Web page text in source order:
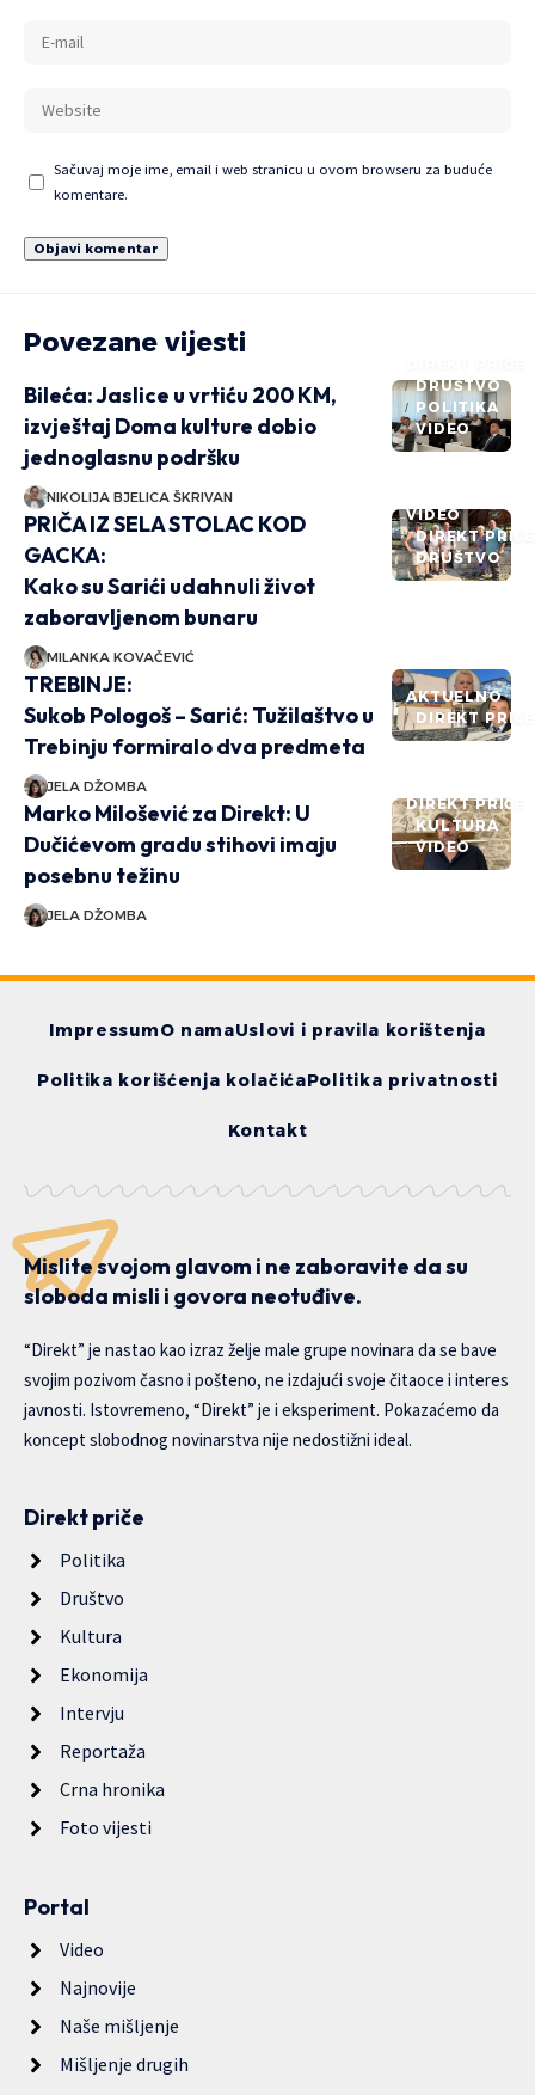
Sačuvaj moje ime, email i web stranicu u ovom browseru za buduće
komentare.
Povezane vijesti
DRUŠTVO
POLITIKA
VIDEO
Bileća: Jaslice u vrtiću 200 KM,
izvještaj Doma kulture dobio
jednoglasnu podršku
NIKOLIJA BJELICA ŠKRIVAN
VIDEO
DIREKT PRIČE
DRUŠTVO
PRIČA IZ SELA STOLAC KOD
GACKA:
Kako su Sarići udahnuli život
zaboravljenom bunaru
MILANKA KOVAČEVIĆ
AKTUELNO
DIREKT PRIČE
TREBINJE:
Sukob Pologoš – Sarić: Tužilaštvo u
Trebinju formiralo dva predmeta
JELA DŽOMBA
DIREKT PRIČE
KULTURA
VIDEO
Marko Milošević za Direkt: U
Dučićevom gradu stihovi imaju
posebnu težinu
JELA DŽOMBA
ImpressumO namaUslovi i pravila korištenja
Politika korišćenja kolačićaPolitika privatnosti
Kontakt
Mislite svojom glavom i ne zaboravite da su
sloboda misli i govora neotuđive.
“Direkt” je nastao kao izraz želje male grupe novinara da se bave
svojim pozivom časno i pošteno, ne izdajući svoje čitaoce i interes
javnosti. Istovremeno, “Direkt” je i eksperiment. Pokazaćemo da
koncept slobodnog novinarstva nije nedostižni ideal.
Direkt priče
Politika
Društvo
Kultura
Ekonomija
Intervju
Reportaža
Crna hronika
Foto vijesti
Portal
Video
Najnovije
Naše mišljenje
Mišljenje drugih